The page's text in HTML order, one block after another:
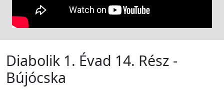
Diabolik 1. Évad 14. Rész -
Bújócska